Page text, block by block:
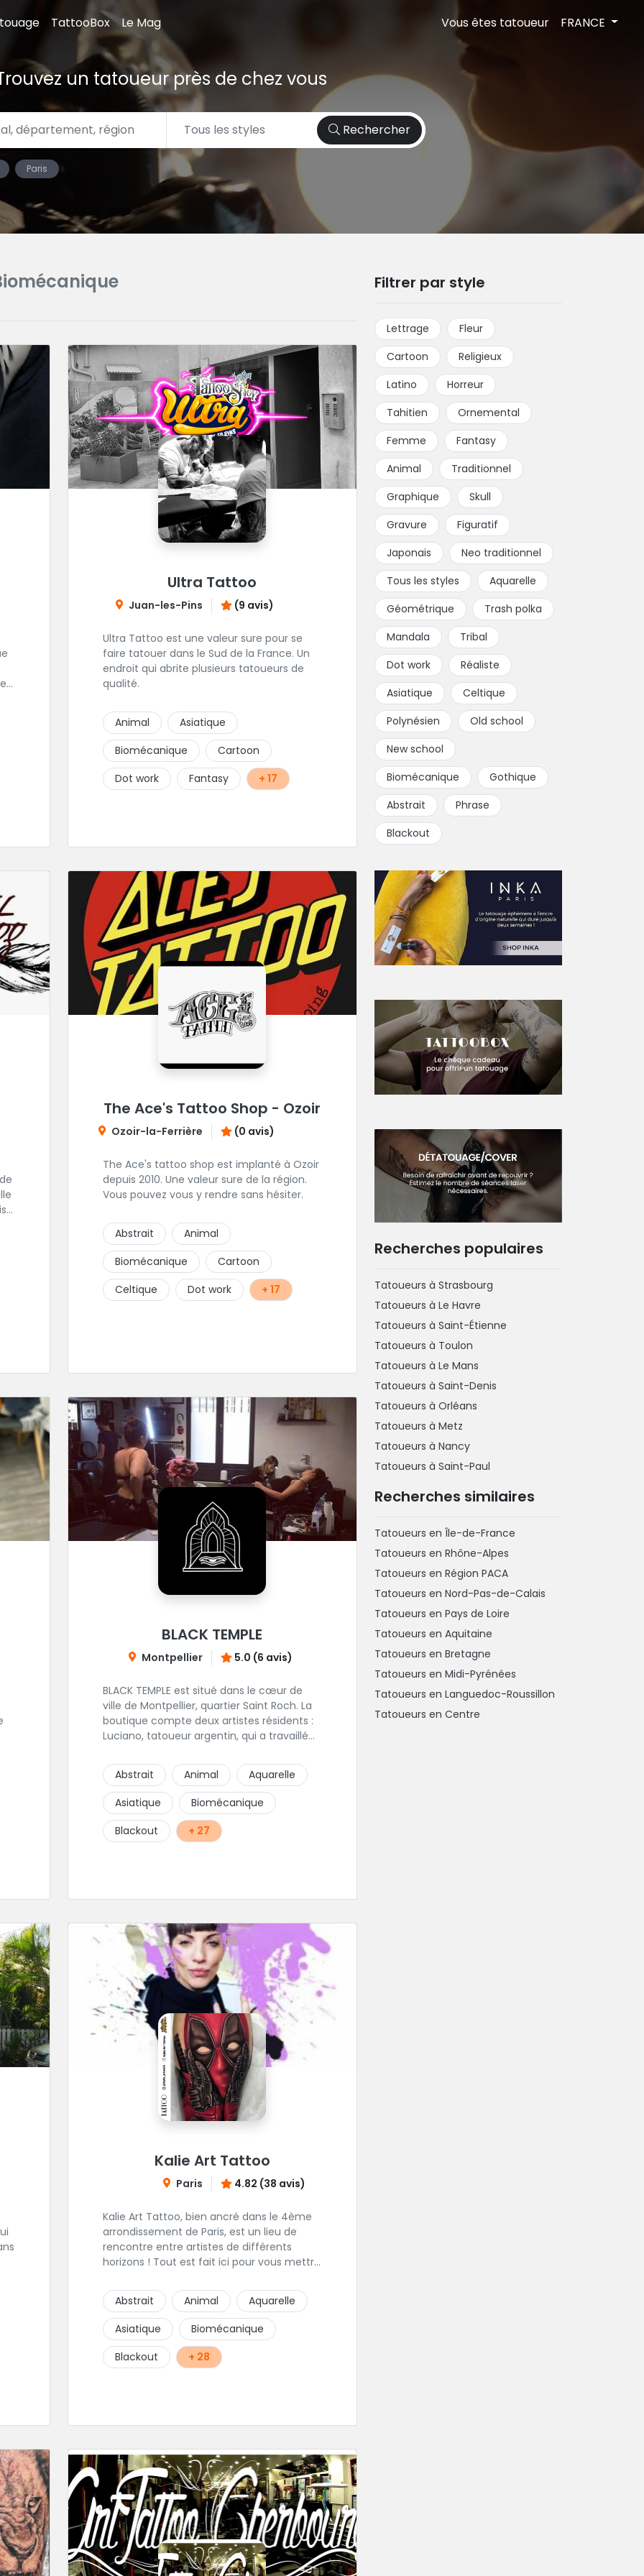
TattooBox Le Mag Vous êtes tatoueur FRANCE
un tatoueur près de chez vous
Rechercher
Paris
Ultra Tattoo
Juan-les-Pins (9 avis)
Ultra Tattoo est une valeur sure pour se
faire tatouer dans le Sud de la France. Un
endroit qui abrite plusieurs tatoueurs de
qualité.
Animal
Asiatique
Biomécanique
Cartoon
Dot work
Fantasy + 17
The Ace's Tattoo Shop - Ozoir
Ozoir-la-Ferrière (0 avis)
The Ace's tattoo shop est implanté à Ozoir
depuis 2010. Une valeur sure de la région.
Vous pouvez vous y rendre sans hésiter.
Abstrait
Animal
Biomécanique
Cartoon
Celtique
Dot work + 17
BLACK TEMPLE
Montpellier 5.0 (6 avis)
BLACK TEMPLE est situé dans le cœur de
ville de Montpellier, quartier Saint Roch. La
boutique compte deux artistes résidents :
Luciano, tatoueur argentin, qui a travaillé
avant de venir s'installer en France en 2014.
Et, Jaxar, qui a travaillé dans plusieurs
boutiques de la ville avant de rejoindre
notre équipe. La boutique accueille
plusieurs artistes tatoueurs en tant que
guests tout au long de l'année afin de
Abstrait Animal
Aquarelle
Asiatique
Biomécanique
Blackout
+ 27
Kalie Art Tattoo
Paris 4.82 (38 avis)
Kalie Art Tattoo, bien ancré dans le 4ème
arrondissement de Paris, est un lieu de
rencontre entre artistes de différents
horizons ! Tout est fait ici pour vous mettre
projet.
Abstrait Animal
Aquarelle
Asiatique
Biomécanique
Blackout
+ 28
Filtrer par style
Lettrage
Fleur
Cartoon
Religieux
Latino
Horreur
Tahitien
Ornemental
Femme
Fantasy
Animal
Traditionnel
Graphique
Skull
Gravure
Figuratif
Japonais
Neo traditionnel
Tous les styles
Aquarelle
Géométrique
Trash polka
Mandala
Tribal
Dot work
Réaliste
Asiatique
Celtique
Polynésien
Old school
New school
Biomécanique
Gothique
Abstrait
Phrase
Blackout
Recherches populaires
Tatoueurs à Strasbourg
Tatoueurs à Le Havre
Tatoueurs à Saint-Étienne
Tatoueurs à Toulon
Tatoueurs à Le Mans
Tatoueurs à Saint-Denis
Tatoueurs à Orléans
Tatoueurs à Metz
Tatoueurs à Nancy
Tatoueurs à Saint-Paul
Recherches similaires
Tatoueurs en Île-de-France
Tatoueurs en Rhône-Alpes
Tatoueurs en Région PACA
Tatoueurs en Nord-Pas-de-Calais
Tatoueurs en Pays de Loire
Tatoueurs en Aquitaine
Tatoueurs en Bretagne
Tatoueurs en Midi-Pyrénées
Tatoueurs en Languedoc-Roussillon
Tatoueurs en Centre